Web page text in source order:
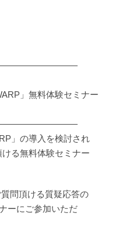
」無料体験セミナー
」の導入を検討され
る無料体験セミナー
問頂ける質疑応答の
ーにご参加いただ